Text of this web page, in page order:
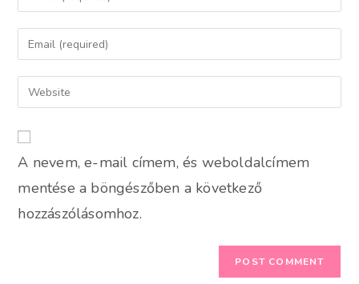
your
name
comment
Enter
your
email
address
Enter
your
URL
(optional)
A nevem, e-mail címem, és weboldalcímem
mentése a böngészőben a következő
hozzászólásomhoz.